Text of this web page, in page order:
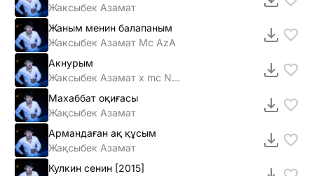
Жаксыбек Азамат
Жаным менин балапаным
Жаксыбек Азамат Mc AzA
Акнурым
Жаксыбек Азамат х mc NaRi
Махаббат оқиғасы
Жақсыбек Азамат
Армандаған ақ құсым
Жақсыбек Азамат
Кулкин сенин [2015]